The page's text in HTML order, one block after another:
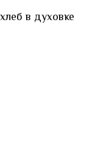
в духовке